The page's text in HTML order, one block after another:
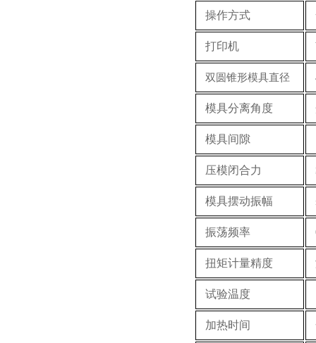
操作方式
打印机
双圆锥形模具直径
模具分离角度
模具间隙
压模闭合力
模具摆动振幅
振荡频率
扭矩计量精度
试验温度
加热时间